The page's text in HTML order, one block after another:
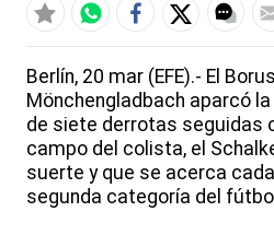
Berlín, 20 mar (EFE).- El
Mönchengladbach aparcó
de siete derrotas seguidas
campo del colista, el
suerte y que se acerca
segunda categoría del